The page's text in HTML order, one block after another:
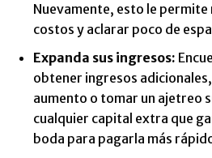
Nuevamente, esto le
costos y aclarar poco de
Expanda sus ingresos:
obtener ingresos
aumento o tomar un ajetreo
cualquier capital extra que
boda para pagarla más